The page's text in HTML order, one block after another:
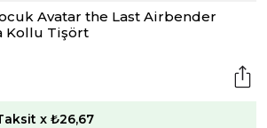
Avatar the Last Airbender
Kollu Tişört
x ₺26,67